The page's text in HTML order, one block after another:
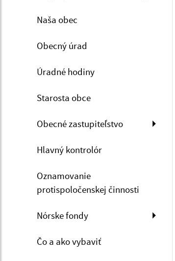
Naša obec
Obecný úrad
Úradné hodiny
Starosta obce
Obecné zastupiteľstvo
Hlavný kontrolór
Oznamovanie
protispoločenskej činnosti
Nórske fondy
Čo a ako vybaviť